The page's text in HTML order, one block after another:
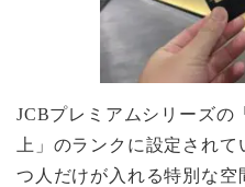
JCBプレミアムシリーズの
上」のランクに設定され
つ人だけが入れる特別な空